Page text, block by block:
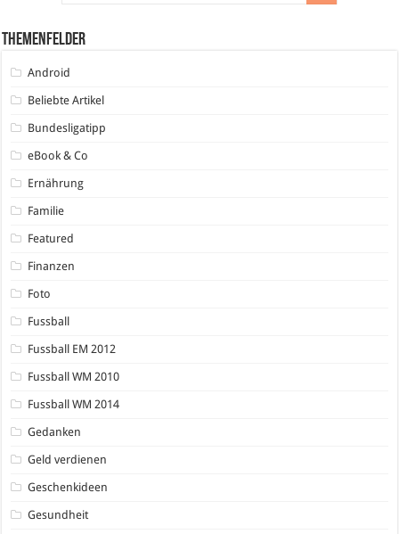
Themenfelder
Android
Beliebte Artikel
Bundesligatipp
eBook & Co
Ernährung
Familie
Featured
Finanzen
Foto
Fussball
Fussball EM 2012
Fussball WM 2010
Fussball WM 2014
Gedanken
Geld verdienen
Geschenkideen
Gesundheit